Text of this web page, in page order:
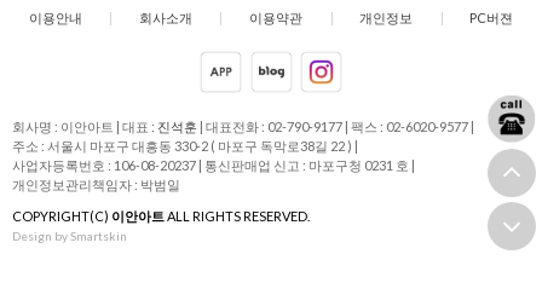
이용안내 | 회사소개 | 이용약관 | 개인정보 | PC버젼
회사명 : 이안아트 | 대표 : 진석훈 | 대표전화 : 02-790-9177 | 팩스 : 02-6020-9577 |
주소 : 서울시 마포구 대흥동 330-2 ( 마포구 독막로38길 22 ) |
사업자등록번호 : 106-08-20237 | 통신판매업 신고 : 마포구청 0231 호 |
개인정보관리책임자 : 박범일
COPYRIGHT(C) 이안아트 ALL RIGHTS RESERVED.